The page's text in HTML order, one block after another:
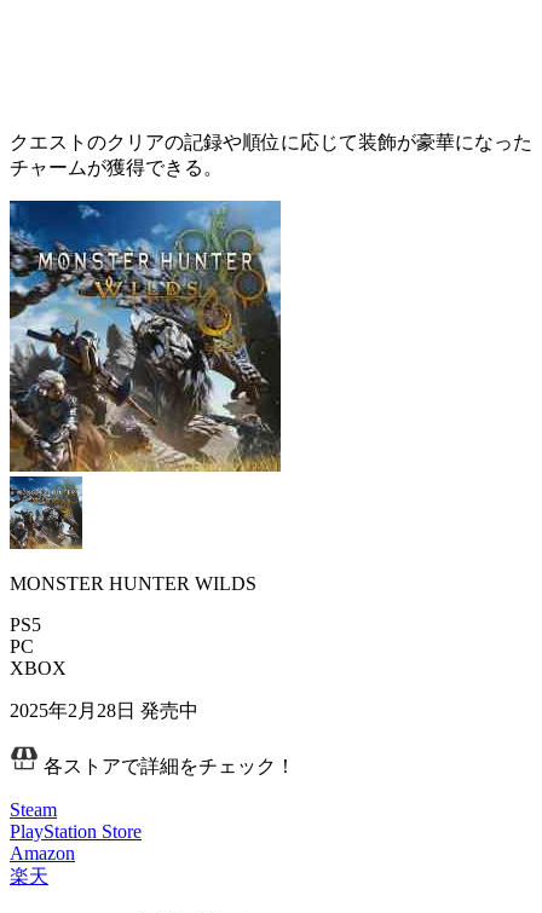
クエストのクリアの記録や順位に応じて装飾が豪華になった
チャームが獲得できる。
MONSTER HUNTER WILDS
PS5
PC
XBOX
2025年2月28日 発売中
各ストアで詳細をチェック！
Steam
PlayStation Store
Amazon
楽天